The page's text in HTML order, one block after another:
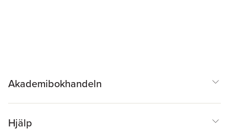
Akademibokhandeln
Hjälp